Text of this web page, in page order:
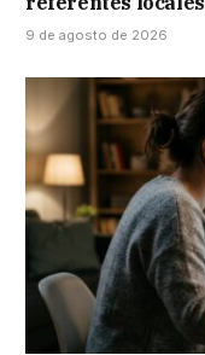
9 de agosto de 2026